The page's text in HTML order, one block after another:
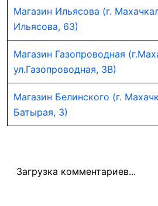
Магазин Ильясова (г.
Ильясова, 63)
Магазин Газопроводная
ул.Газопроводная, 3В)
Магазин Белинского (г.
Батырая, 3)
Загрузка комментариев...